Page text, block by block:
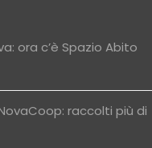
ora c’è Spazio Abito
raccolti più di